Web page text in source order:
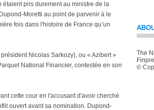
pris durement au ministre de la
Moretti au point de parvenir à le
fois dans l'histoire de France qu’un
Nicolas Sarkozy), ou « Azibert »
National Financier, contestée en son
cette cour en l'accusant d'avoir cherché
ouvert avant sa nomination. Dupond-
The
©